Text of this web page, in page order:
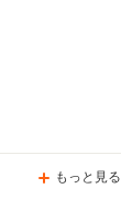
もっと見る